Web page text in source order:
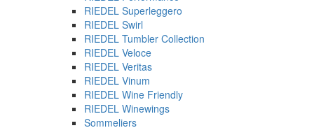
RIEDEL Superleggero
RIEDEL Swirl
RIEDEL Tumbler Collection
RIEDEL Veloce
RIEDEL Veritas
RIEDEL Vinum
RIEDEL Wine Friendly
RIEDEL Winewings
Sommeliers